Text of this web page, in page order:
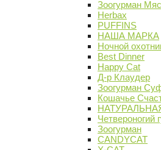
Зоогурман
Herbax
PUFFINS
НАША МАРКА
Ночной
Best Dinner
Happy Cat
Д-р Клаудер
Зоогурман
Кошачье
Четвероногий
Зоогурман
CANDYCAT